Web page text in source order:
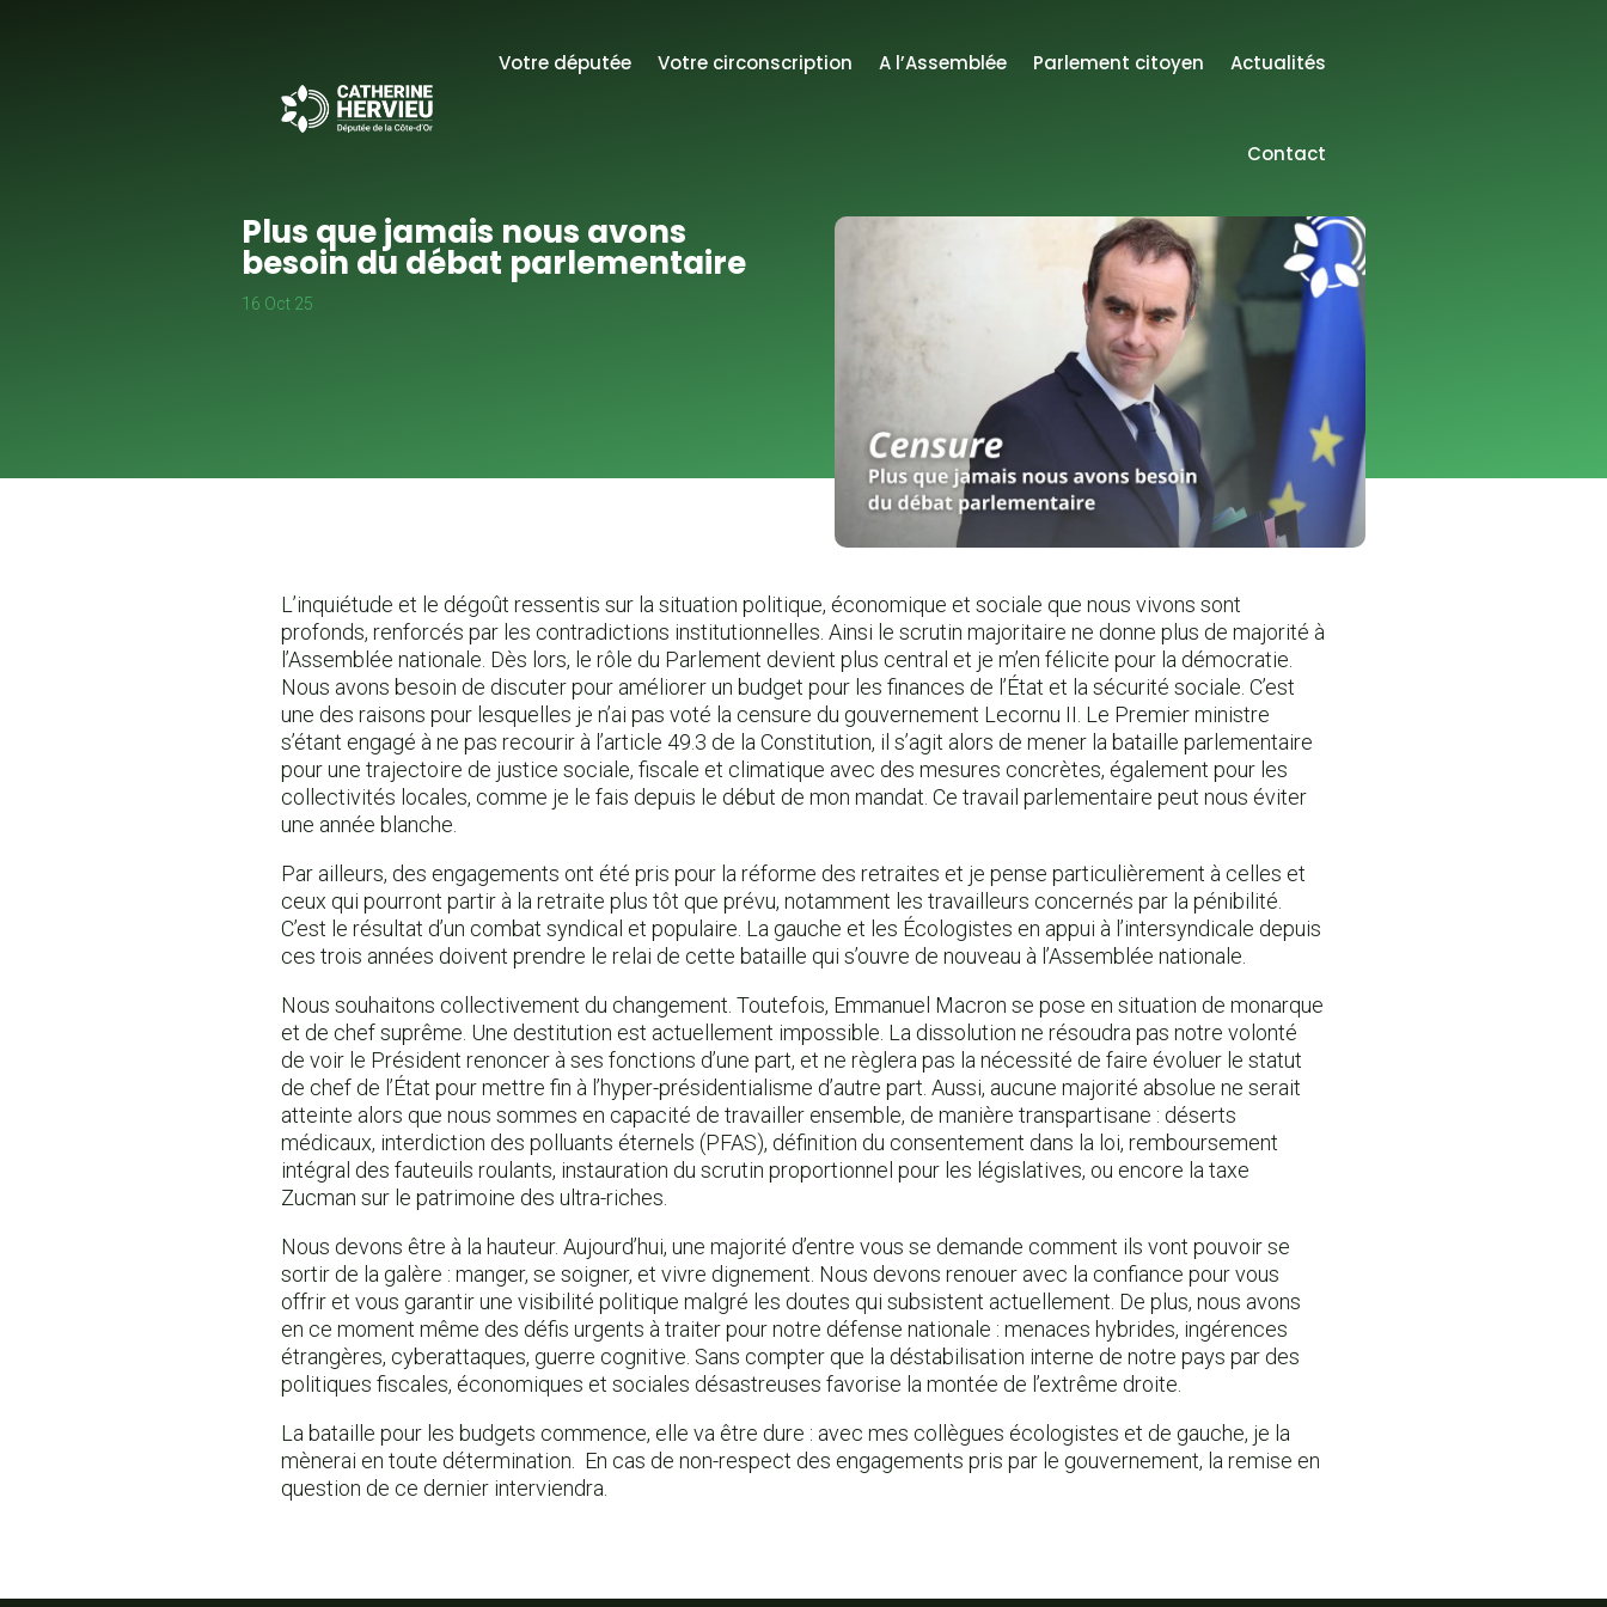
Votre députée Votre circonscription A l’Assemblée Parlement citoyen Actualités
Contact
Plus que jamais nous avons
besoin du débat parlementaire
16 Oct 25
L’inquiétude et le dégoût ressentis sur la situation politique, économique et sociale que nous vivons sont
profonds, renforcés par les contradictions institutionnelles. Ainsi le scrutin majoritaire ne donne plus de majorité à
l’Assemblée nationale. Dès lors, le rôle du Parlement devient plus central et je m’en félicite pour la démocratie.
Nous avons besoin de discuter pour améliorer un budget pour les finances de l’État et la sécurité sociale. C’est
une des raisons pour lesquelles je n’ai pas voté la censure du gouvernement Lecornu II. Le Premier ministre
s’étant engagé à ne pas recourir à l’article 49.3 de la Constitution, il s’agit alors de mener la bataille parlementaire
pour une trajectoire de justice sociale, fiscale et climatique avec des mesures concrètes, également pour les
collectivités locales, comme je le fais depuis le début de mon mandat. Ce travail parlementaire peut nous éviter
une année blanche.
Par ailleurs, des engagements ont été pris pour la réforme des retraites et je pense particulièrement à celles et
ceux qui pourront partir à la retraite plus tôt que prévu, notamment les travailleurs concernés par la pénibilité.
C’est le résultat d’un combat syndical et populaire. La gauche et les Écologistes en appui à l’intersyndicale depuis
ces trois années doivent prendre le relai de cette bataille qui s’ouvre de nouveau à l’Assemblée nationale.
Nous souhaitons collectivement du changement. Toutefois, Emmanuel Macron se pose en situation de monarque
et de chef suprême. Une destitution est actuellement impossible. La dissolution ne résoudra pas notre volonté
de voir le Président renoncer à ses fonctions d’une part, et ne règlera pas la nécessité de faire évoluer le statut
de chef de l’État pour mettre fin à l’hyper-présidentialisme d’autre part. Aussi, aucune majorité absolue ne serait
atteinte alors que nous sommes en capacité de travailler ensemble, de manière transpartisane : déserts
médicaux, interdiction des polluants éternels (PFAS), définition du consentement dans la loi, remboursement
intégral des fauteuils roulants, instauration du scrutin proportionnel pour les législatives, ou encore la taxe
Zucman sur le patrimoine des ultra-riches.
Nous devons être à la hauteur. Aujourd’hui, une majorité d’entre vous se demande comment ils vont pouvoir se
sortir de la galère : manger, se soigner, et vivre dignement. Nous devons renouer avec la confiance pour vous
offrir et vous garantir une visibilité politique malgré les doutes qui subsistent actuellement. De plus, nous avons
en ce moment même des défis urgents à traiter pour notre défense nationale : menaces hybrides, ingérences
étrangères, cyberattaques, guerre cognitive. Sans compter que la déstabilisation interne de notre pays par des
politiques fiscales, économiques et sociales désastreuses favorise la montée de l’extrême droite.
La bataille pour les budgets commence, elle va être dure : avec mes collègues écologistes et de gauche, je la
mènerai en toute détermination. En cas de non-respect des engagements pris par le gouvernement, la remise en
question de ce dernier interviendra.